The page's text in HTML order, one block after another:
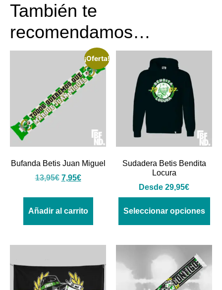
También te
recomendamos…
¡Oferta!
Bufanda Betis Juan Miguel
13,95€ 7,95€
Añadir al carrito
Sudadera Betis Bendita
Locura
Desde 29,95€
Seleccionar opciones